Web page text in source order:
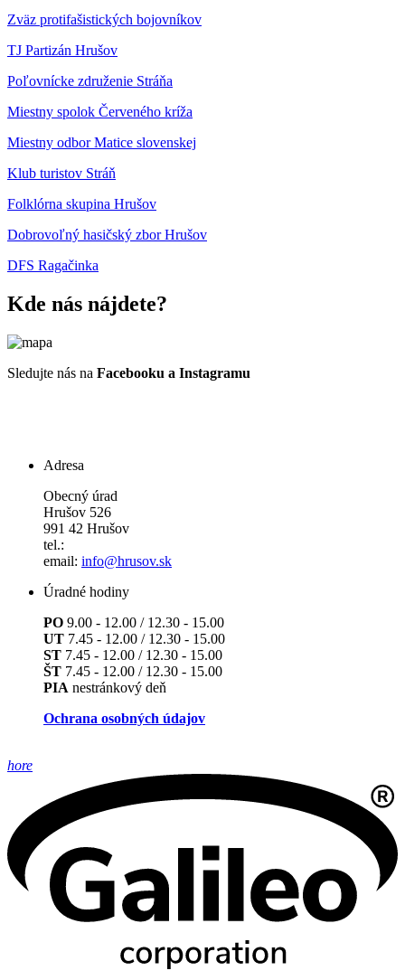
Zväz protifašistických bojovníkov
TJ Partizán Hrušov
Poľovnícke združenie Stráňa
Miestny spolok Červeného kríža
Miestny odbor Matice slovenskej
Klub turistov Stráň
Folklórna skupina Hrušov
Dobrovoľný hasičský zbor Hrušov
DFS Ragačinka
Kde nás nájdete?
Sledujte nás na Facebooku a Instagramu
Adresa
Obecný úrad
Hrušov 526
991 42 Hrušov
tel.:
email: info@hrusov.sk
Úradné hodiny
PO 9.00 - 12.00 / 12.30 - 15.00
UT 7.45 - 12.00 / 12.30 - 15.00
ST 7.45 - 12.00 / 12.30 - 15.00
ŠT 7.45 - 12.00 / 12.30 - 15.00
PIA nestránkový deň
Ochrana osobných údajov
hore